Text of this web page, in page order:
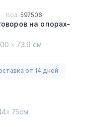
Код: 597506
на опорах-
х 73.9 см
от 14 дней
х 75см